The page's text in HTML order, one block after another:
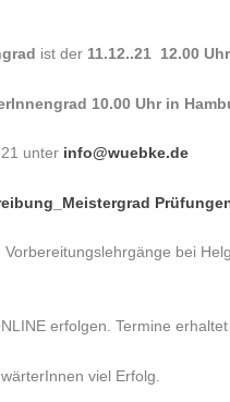
ist der 11.12..21 12.00
10.00 Uhr in
unter info@wuebke.de
bei
erfolgen. Termine
viel Erfolg.